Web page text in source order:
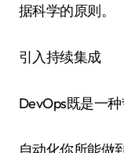
据科学的原则。
引入持续集成
DevOps既是一